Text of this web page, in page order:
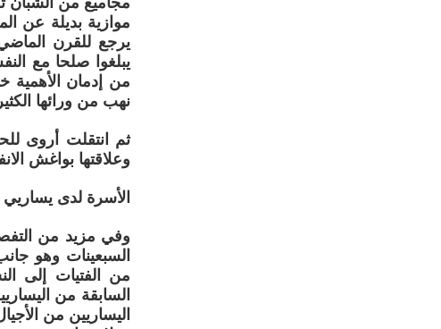
موازية بديلة عن
يرجع للقرن
يبلغوا صلحا مع
من إدمان
نهب من ورائها
ثم انتقلت أروى
وعلاقتها بواغش
الأسرة لدى يساريي
وفي مزيد من
السبعينات وهو
من الفتيات إلى
السابقة من
اليساريين من